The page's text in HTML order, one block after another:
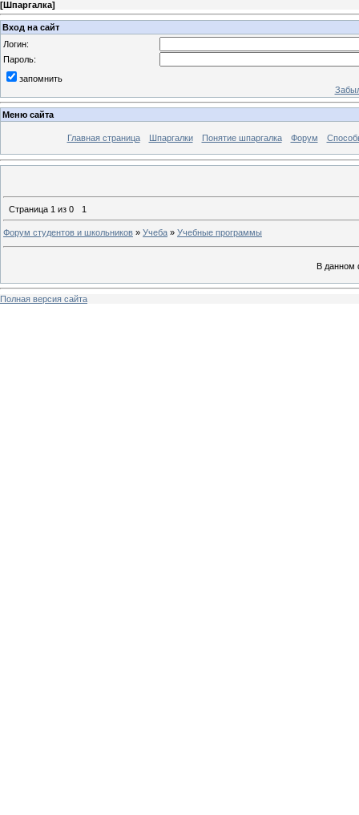
[Шпаргалка]
Вход на сайт
Логин:
Пароль:
запомнить
Меню сайта
Главная страница Шпаргалки Понятие шпаргалка Форум
Страница 1 из 0 1
Форум студентов и школьников » Учеба » Учебные программы
В данном
Полная версия сайта